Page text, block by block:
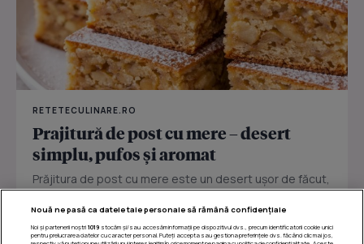
RETETECULINARE.RO
Prajitură de post cu mere – desert
simplu, pufos și aromat
Prăjitura de post cu mere este un desert ușor de făcut,
sau...
Nouă ne pasă ca datele tale personale să rămână confidențiale
Noi și partenerii noștri 1019stocăm și/sau accesăm informații pe dispozitivul dvs., precum identificatorii cookie unici
pentru prelucrarea datelor cu caracter personal. Puteți accepta sau gestiona preferințele dvs. făcând clic mai jos,